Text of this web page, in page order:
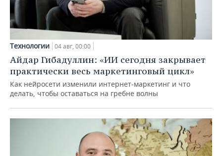
Технологии 04 авг, 00:00
Айдар Гибадуллин: «ИИ сегодня закрывает
практически весь маркетинговый цикл»
Как нейросети изменили интернет-маркетинг и что
делать, чтобы оставаться на гребне волны